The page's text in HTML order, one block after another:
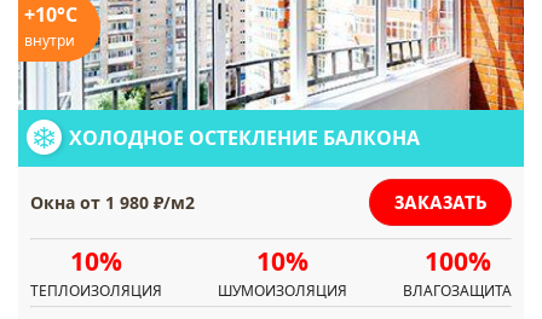
+10°C
внутри
ХОЛОДНОЕ ОСТЕКЛЕНИЕ БАЛКОНА
Окна от 1 980 ₽/м2 ЗАКАЗАТЬ
10%
ТЕПЛОИЗОЛЯЦИЯ
10%
ШУМОИЗОЛЯЦИЯ
100%
ВЛАГОЗАЩИТА